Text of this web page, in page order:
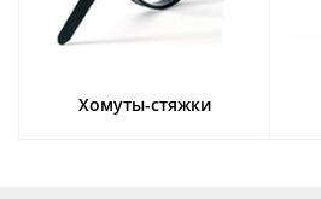
Хомуты-стяжки